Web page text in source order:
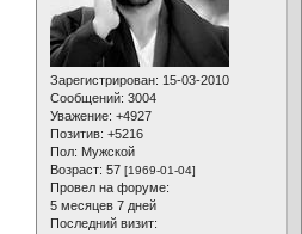
Зарегистрирован: 15-03-2010
Сообщений: 3004
Уважение: +4927
Позитив: +5216
Пол: Мужской
Возраст: 57 [1969-01-04]
Провел на форуме:
5 месяцев 7 дней
Последний визит: